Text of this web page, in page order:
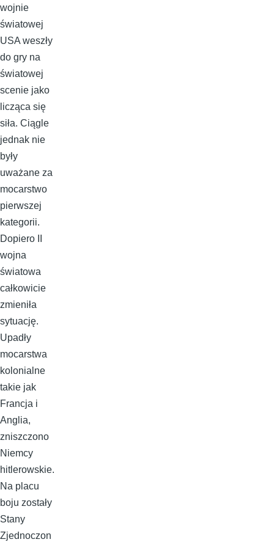
wojnie
światowej
USA weszły
do gry na
światowej
scenie jako
licząca się
siła. Ciągle
jednak nie
były
uważane za
mocarstwo
pierwszej
kategorii.
Dopiero II
wojna
światowa
całkowicie
zmieniła
sytuację.
Upadły
mocarstwa
kolonialne
takie jak
Francja i
Anglia,
zniszczono
Niemcy
hitlerowskie.
Na placu
boju zostały
Stany
Zjednoczon